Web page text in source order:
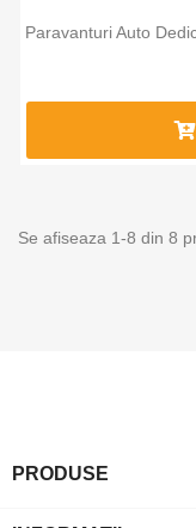
Paravanturi Auto
Se afiseaza 1-8 din 8
PRODUSE